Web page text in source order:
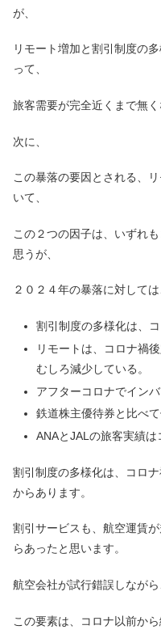
が、
リモート増加と割引制度の
って、
旅客需要が完全近くまで無
次に、
この暴落の要因とされる、
いて、
この２つの因子は、いずれ
思うが、
２０２４年の暴落に対しては
割引制度の多様化は、
リモートは、コロナ禍
むしろ減少している。
アフターコロナでイン
鉄道株主優待券と比べて
ANAとJALの旅客実績は
割引制度の多様化は、コロ
からあります。
割引サービスも、航空運賃
らあったと思います。
航空会社が試行錯誤しなが
この要素は、コロナ以前から